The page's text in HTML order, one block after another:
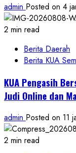
admin Posted on 4
2 min read
Berita Daerah
Berita KUA
KUA Pengasih
Judi Online dan
admin Posted on 11
2 min read